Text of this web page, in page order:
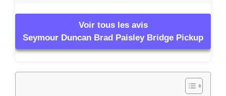
Voir tous les avis
Seymour Duncan Brad Paisley Bridge Pickup